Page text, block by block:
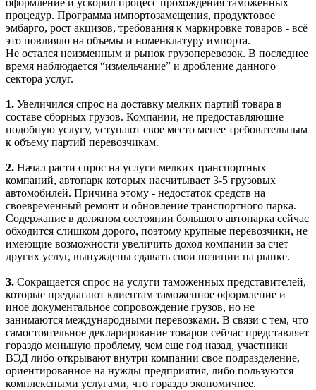
процедур. Программа импортозамещения, продуктовое
эмбарго, рост акцизов, требования к маркировке товаров - всё
это повлияло на объемы и номенклатуру импорта.
Не остался неизменным и рынок грузоперевозок. В последнее
время наблюдается “измельчание” и дробление данного
сектора услуг.
1. Увеличился спрос на доставку мелких партий товара в
составе сборных грузов. Компании, не предоставляющие
подобную услугу, уступают свое место менее требовательным
к объему партий перевозчикам.
2. Начал расти спрос на услуги мелких транспортных
компаний, автопарк которых насчитывает 3-5 грузовых
автомобилей. Причина этому - недостаток средств на
своевременный ремонт и обновление транспортного парка.
Содержание в должном состоянии большого автопарка сейчас
обходится слишком дорого, поэтому крупные перевозчики, не
имеющие возможности увеличить доход компании за счет
других услуг, вынуждены сдавать свои позиции на рынке.
3. Сокращается спрос на услуги таможенных представителей,
которые предлагают клиентам таможенное оформление и
иное документальное сопровождение грузов, но не
занимаются международными перевозками. В связи с тем, что
самостоятельное декларирование товаров сейчас представляет
гораздо меньшую проблему, чем еще год назад, участники
ВЭД либо открывают внутри компании свое подразделение,
ориентированное на нужды предприятия, либо пользуются
комплексными услугами, что гораздо экономичнее.